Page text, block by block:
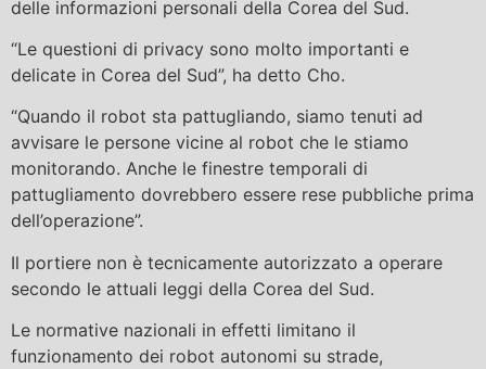
delle informazioni personali della Corea del Sud.
“Le questioni di privacy sono molto importanti e
delicate in Corea del Sud”, ha detto Cho.
“Quando il robot sta pattugliando, siamo tenuti ad
avvisare le persone vicine al robot che le stiamo
monitorando. Anche le finestre temporali di
pattugliamento dovrebbero essere rese pubbliche prima
dell’operazione”.
Il portiere non è tecnicamente autorizzato a operare
secondo le attuali leggi della Corea del Sud.
Le normative nazionali in effetti limitano il
funzionamento dei robot autonomi su strade,